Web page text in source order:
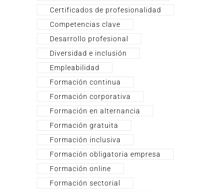
Certificados de profesionalidad
Competencias clave
Desarrollo profesional
Diversidad e inclusión
Empleabilidad
Formación continua
Formación corporativa
Formación en alternancia
Formación gratuita
Formación inclusiva
Formación obligatoria empresa
Formación online
Formación sectorial